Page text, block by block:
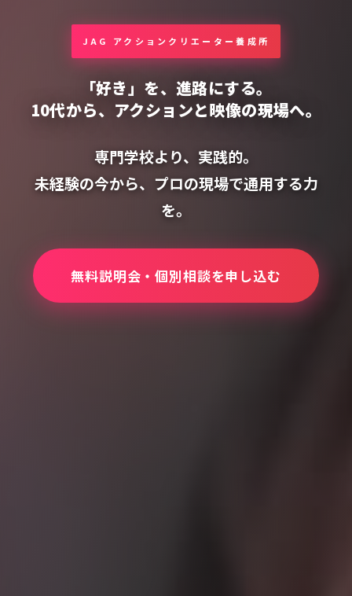
JAG アクションクリエーター養成所
「好き」を、進路にする。
10代から、アクションと映像の現場へ。
専門学校より、実践的。
未経験の今から、プロの現場で通用する力
を。
無料説明会・個別相談を申し込む